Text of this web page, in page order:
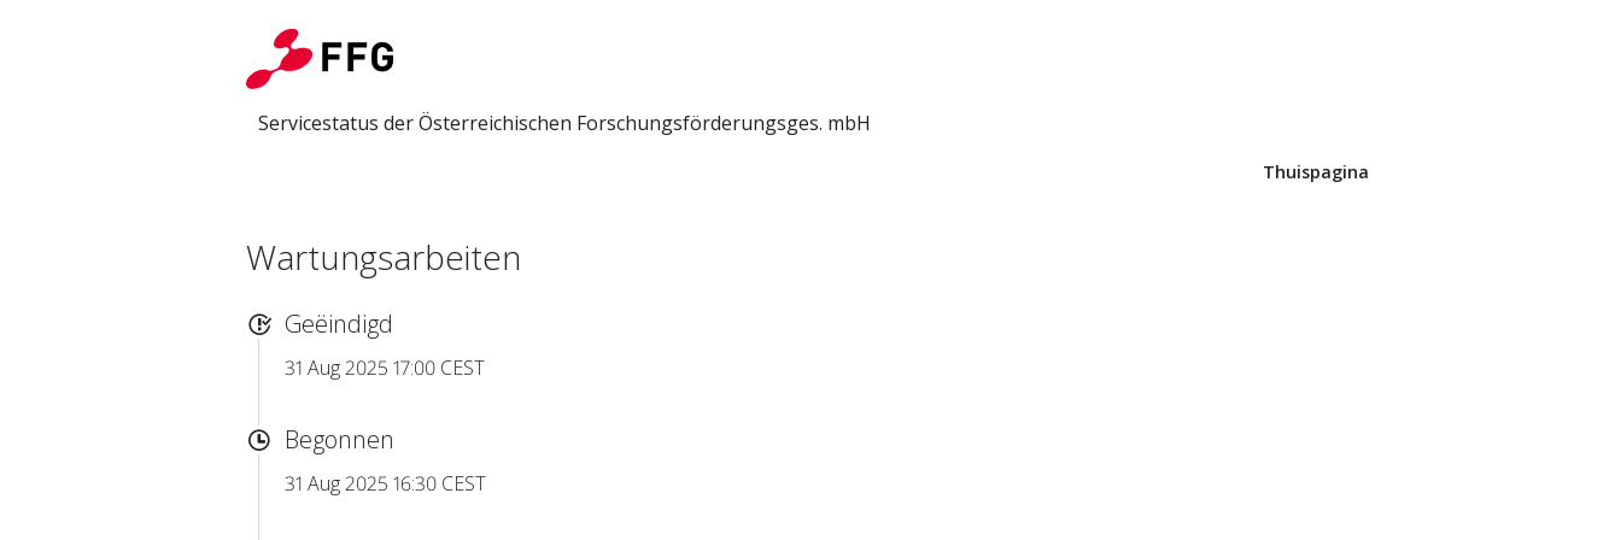
Servicestatus der Österreichischen Forschungsförderungsges. mbH
Thuispagina
Wartungsarbeiten
Geëindigd
31 Aug 2025 17:00 CEST
Begonnen
31 Aug 2025 16:30 CEST